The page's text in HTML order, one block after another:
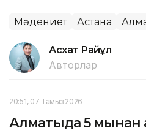
Мәдениет Астана
Асхат Райқұл
Авторлар
20:51, 07 Тамыз 2026
Алматыда 5 мыңнан